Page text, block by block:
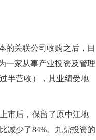
的关联公司收购之后，目
一家从事产业投资及管理
半营收），其业绩受地
市后，保留了原中江地
减少了84%。九鼎投资的